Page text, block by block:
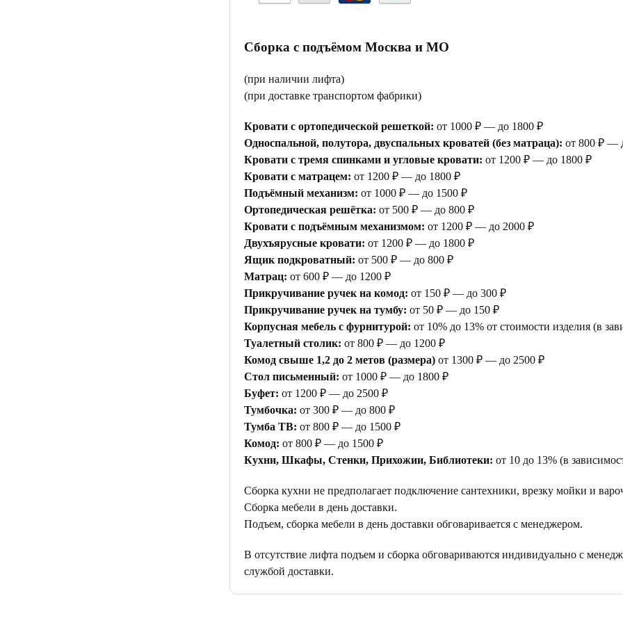
Сборка с подъёмом Москва и МО
(при наличии лифта)
(при доставке транспортом фабрики)
Кровати с ортопедической решеткой: от 1000 ₽ — до 1800 ₽
Односпальной, полутора, двуспальных кроватей (без матраца): от 800 ₽ —
Кровати с тремя спинками и угловые кровати: от 1200 ₽ — до 1800 ₽
Кровати с матрацем: от 1200 ₽ — до 1800 ₽
Подъёмный механизм: от 1000 ₽ — до 1500 ₽
Ортопедическая решётка: от 500 ₽ — до 800 ₽
Кровати с подъёмным механизмом: от 1200 ₽ — до 2000 ₽
Двухъярусные кровати: от 1200 ₽ — до 1800 ₽
Ящик подкроватный: от 500 ₽ — до 800 ₽
Матрац: от 600 ₽ — до 1200 ₽
Прикручивание ручек на комод: от 150 ₽ — до 300 ₽
Прикручивание ручек на тумбу: от 50 ₽ — до 150 ₽
Корпусная мебель с фурнитурой: от 10% до 13% от стоимости изделия (в
Туалетный столик: от 800 ₽ — до 1200 ₽
Комод свыше 1,2 до 2 метов (размера) от 1300 ₽ — до 2500 ₽
Стол письменный: от 1000 ₽ — до 1800 ₽
Буфет: от 1200 ₽ — до 2500 ₽
Тумбочка: от 300 ₽ — до 800 ₽
Тумба ТВ: от 800 ₽ — до 1500 ₽
Комод: от 800 ₽ — до 1500 ₽
Кухни, Шкафы, Стенки, Прихожии, Библиотеки: от 10 до 13% (в
Сборка кухни не предполагает подключение сантехники, врезку мойки и
Сборка мебели в день доставки.
Подъем, сборка мебели в день доставки обговаривается с менеджером.
В отсутствие лифта подъем и сборка обговариваются индивидуально с
службой доставки.